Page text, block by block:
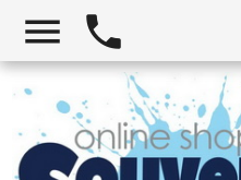
 